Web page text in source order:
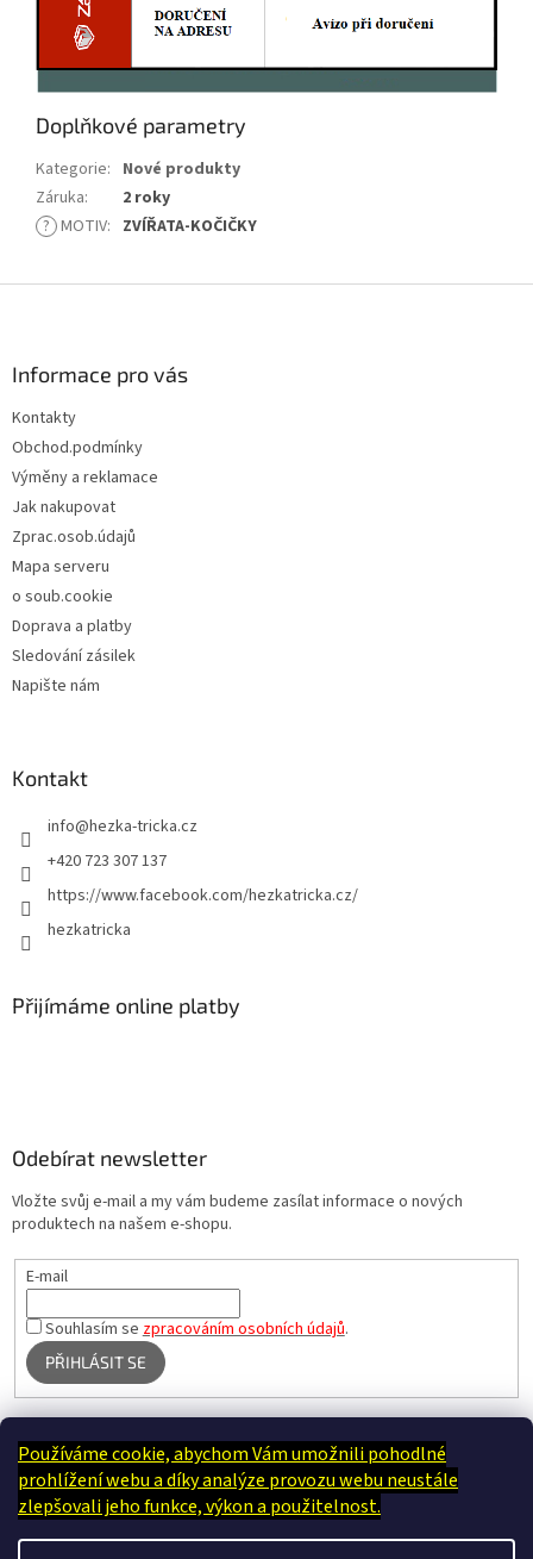
Používáme cookie, abychom Vám umožnili pohodlné
prohlížení webu a díky analýze provozu webu neustále
zlepšovali jeho funkce, výkon a použitelnost.
Doplňkové parametry
Kategorie: Nové produkty
Záruka:
2 roky
? MOTIV: ZVÍŘATA-KOČIČKY
Informace pro vás
Kontakty
Obchod.podmínky
Výměny a reklamace
Jak nakupovat
Zprac.osob.údajů
Mapa serveru
o soub.cookie
Doprava a platby
Sledování zásilek
Napište nám
Kontakt
info@hezka-tricka.cz
+420 723 307 137
https://www.facebook.com/hezkatricka.cz/
hezkatricka
Přijímáme online platby
Odebírat newsletter
Vložte svůj e-mail a my vám budeme zasílat informace o nových
produktech na našem e-shopu.
E-mail
Souhlasím sezpracováním osobních údajů.
PŘIHLÁSIT SE
Terapie Kamínek - Dotek, který utiší tělo i duši